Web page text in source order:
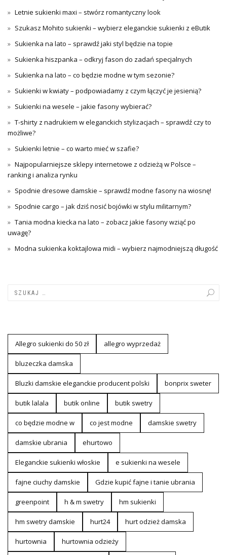
Letnie sukienki maxi – stwórz romantyczny look
Szukasz Mohito sukienki – wybierz eleganckie sukienki z eButik
Sukienka na lato – sprawdź jaki styl będzie na topie
Sukienka hiszpanka – odkryj fason do zadań specjalnych
Sukienka na lato – co będzie modne w tym sezonie?
Sukienki w kwiaty – podpowiadamy z czym łączyć je jesienią?
Sukienki na wesele – jakie fasony wybierać?
T-shirty z nadrukiem w eleganckich stylizacjach – sprawdź czy to
możliwe?
Sukienki letnie – co warto mieć w szafie?
Najpopularniejsze sklepy internetowe z odzieżą w Polsce –
ranking i analiza rynku
Spodnie dresowe damskie – sprawdź modne fasony na wiosnę!
Spodnie cargo – jak dziś nosić bojówki w stylu militarnym?
Tania modna kiecka na lato – zobacz jakie fasony wziąć po
uwagę?
Modna sukienka koktajlowa midi – wybierz najmodniejszą długość
Allegro sukienki do 50 zł allegro wyprzedaż
bluzeczka damska
Bluzki damskie eleganckie producent polski bonprix sweter
butik lalala butik online butik swetry
co będzie modne w co jest modne damskie swetry
damskie ubrania ehurtowo
Eleganckie sukienki włoskie e sukienki na wesele
fajne ciuchy damskie Gdzie kupić fajne i tanie ubrania
greenpoint h & m swetry hm sukienki
hm swetry damskie hurt24 hurt odzież damska
hurtownia hurtownia odzieży